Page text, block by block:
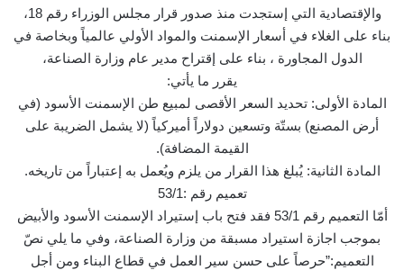
والإقتصادية التي إستجدت منذ صدور قرار مجلس الوزراء رقم 18،
بناء على الغلاء في أسعار الإسمنت والمواد الأولي عالمياً وبخاصة في
الدول المجاورة ، بناء على إقتراح مدير عام وزارة الصناعة،
يقرر ما يأتي:
المادة الأولى: تحديد السعر الأقصى لمبيع طن الإسمنت الأسود (في
أرض المصنع) بستّة وتسعين دولاراً أميركياً (لا يشمل الضريبة على
القيمة المضافة).
المادة الثانية: يُبلغ هذا القرار من يلزم ويُعمل به إعتباراً من تاريخه.
تعميم رقم :53/1
أمّا التعميم رقم 53/1 فقد فتح باب إستيراد الإسمنت الأسود والأبيض
بموجب اجازة استيراد مسبقة من وزارة الصناعة، وفي ما يلي نصّ
التعميم:”حرصاً على حسن سير العمل في قطاع البناء ومن أجل